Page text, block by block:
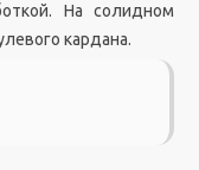
На солидном
кардана.